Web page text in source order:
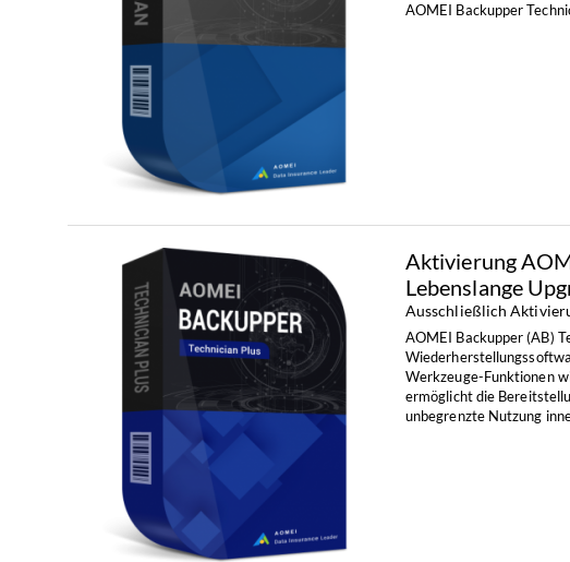
AOMEI Backupper
Aktivierung
Lebenslange
Ausschließlich
AOMEI Backupper (AB)
Werkzeuge-Funktionen
ermöglicht die
unbegrenzte Nutzung